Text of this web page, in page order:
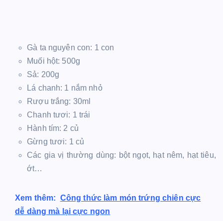
Gà ta nguyên con: 1 con
Muối hột: 500g
Sả: 200g
Lá chanh: 1 nắm nhỏ
Rượu trắng: 30ml
Chanh tươi: 1 trái
Hành tím: 2 củ
Gừng tươi: 1 củ
Các gia vị thường dùng: bột ngọt, hạt nêm, hạt tiêu,
ớt…
Xem thêm: Công thức làm món trứng chiên cực
dễ dàng mà lại cực ngon